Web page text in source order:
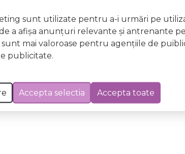
lacul pe unghii deteriorate sau fragile
consultați imediat un medic Evitați
pentru care informațiile prezentate pot fi diferite față
în prealabil. În cazul apariției unor diferențe, prevalează
Sky Wild & Mild 12ml a fost efectuată la data de 07.08.2026
sunt utilizate pentru a-i urmări pe
a afişa anunţuri relevante şi antrenante
sunt mai valoroase pentru agenţiile de
publicitate.
Accepta selectia Accepta toate